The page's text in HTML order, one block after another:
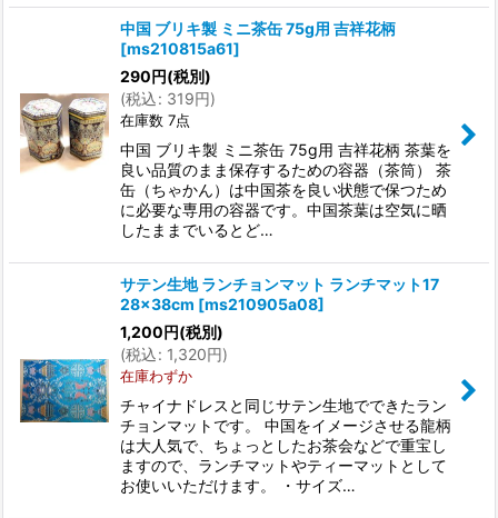
中国 ブリキ製 ミニ茶缶 75g用 吉祥花柄
[ms210815a61]
290円(税別)
(税込: 319円)
在庫数 7点
中国 ブリキ製 ミニ茶缶 75g用 吉祥花柄 茶葉を
良い品質のまま保存するための容器（茶筒） 茶
缶（ちゃかん）は中国茶を良い状態で保つため
に必要な専用の容器です。中国茶葉は空気に晒
したままでいるとど…
サテン生地 ランチョンマット ランチマット17
28×38cm [ms210905a08]
1,200円(税別)
(税込: 1,320円)
在庫わずか
チャイナドレスと同じサテン生地でできたラン
チョンマットです。 中国をイメージさせる龍柄
は大人気で、ちょっとしたお茶会などで重宝し
ますので、ランチマットやティーマットとして
お使いいただけます。 ・サイズ…